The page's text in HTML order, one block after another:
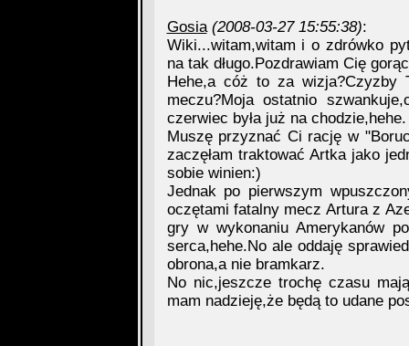
Gosia (2008-03-27 15:55:38):
Wiki...witam,witam i o zdrówko
na tak długo.Pozdrawiam Cię
Hehe,a cóż to za wizja?Czyzby
meczu?Moja ostatnio
czerwiec była już na chodzie,hehe.
Muszę przyznać Ci rację w
zaczęłam traktować Artka jako
sobie winien:)
Jednak po pierwszym
oczętami fatalny mecz Artura z
gry w wykonaniu Amerykanów
serca,hehe.No ale oddaję
obrona,a nie bramkarz.
No nic,jeszcze trochę czasu
mam nadzieję,że będą to udane